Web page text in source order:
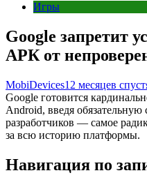
Игры
Google запретит
АРК от
MobiDevices12 месяцев
Google готовится
Android, введя
разработчиков — самое
за всю историю платформы.
Навигация по